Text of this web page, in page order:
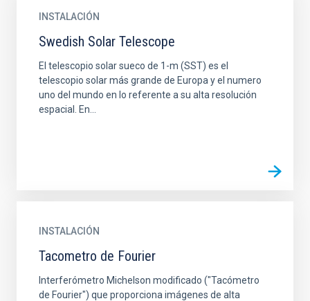
INSTALACIÓN
Swedish Solar Telescope
El telescopio solar sueco de 1-m (SST) es el
telescopio solar más grande de Europa y el numero
uno del mundo en lo referente a su alta resolución
espacial. En...
INSTALACIÓN
Tacometro de Fourier
Interferómetro Michelson modificado ("Tacómetro
de Fourier") que proporciona imágenes de alta